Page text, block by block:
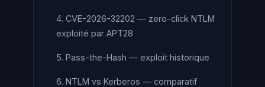
4. CVE-2026-32202 — zero-click NTLM
exploité par APT28
5. Pass-the-Hash — exploit historique
6. NTLM vs Kerberos — comparatif